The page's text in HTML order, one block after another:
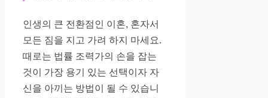
인생의 큰 전환점인 이혼, 혼자서
모든 짐을 지고 가려 하지 마세요.
때로는 법률 조력가의 손을 잡는
것이 가장 용기 있는 선택이자 자
신을 아끼는 방법이 될 수 있습니